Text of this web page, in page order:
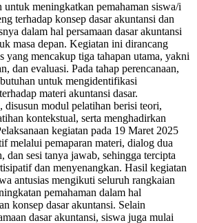
untuk meningkatkan pemahaman siswa/i
terhadap konsep dasar akuntansi dan
dalam hal persamaan dasar akuntansi
masa depan. Kegiatan ini dirancang
yang mencakup tiga tahapan utama, yakni
dan evaluasi. Pada tahap perencanaan,
untuk mengidentifikasi
materi akuntansi dasar.
disusun modul pelatihan berisi teori,
kontekstual, serta menghadirkan
kegiatan pada 19 Maret 2025
melalui pemaparan materi, dialog dua
dan sesi tanya jawab, sehingga tercipta
dan menyenangkan. Hasil kegiatan
antusias mengikuti seluruh rangkaian
pemahaman dalam hal
konsep dasar akuntansi. Selain
dasar akuntansi, siswa juga mulai